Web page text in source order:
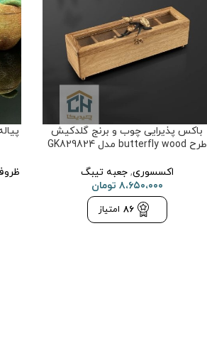
باکس پذیرایی چوب و برنج گلدکیش
طرح butterfly wood مدل GK829824
اکسسوری,جعبه تیبگ
۸،۶۵۰،۰۰۰ تومان
86 امتیاز